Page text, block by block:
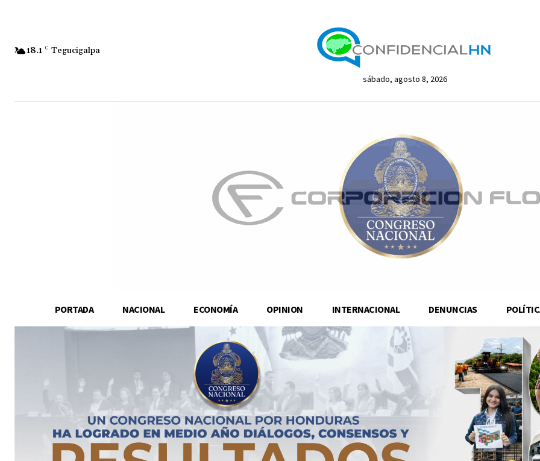
18.1 C Tegucigalpa
sábado, agosto 8, 2026
PORTADA NACIONAL ECONOMÍA OPINION INTERNACIONAL DENUNCIAS